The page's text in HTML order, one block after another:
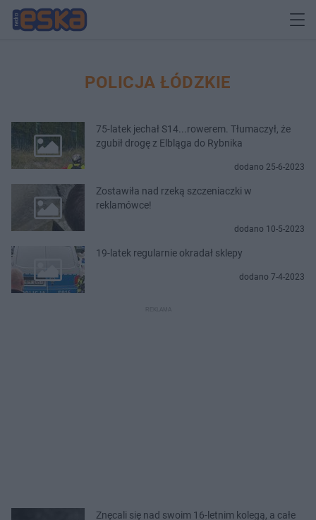
POLICJA ŁÓDZKIE
75-latek jechał S14...rowerem. Tłumaczył, że
zgubił drogę z Elbląga do Rybnika
dodano 25-6-2023
Zostawiła nad rzeką szczeniaczki w
reklamówce!
dodano 10-5-2023
19-latek regularnie okradał sklepy
dodano 7-4-2023
Znęcali się nad swoim 16-letnim kolegą, a całe